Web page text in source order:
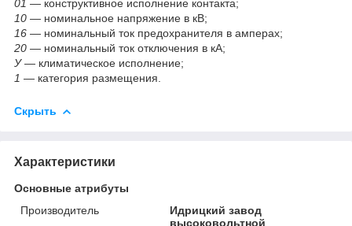
01 — конструктивное исполнение контакта;
10 — номинальное напряжение в кВ;
16 — номинальный ток предохранителя в амперах;
20 — номинальный ток отключения в кА;
У— климатическое исполнение;
1 — категория размещения.
Скрыть
Характеристики
Основные атрибуты
Производитель
Идрицкий завод
высоковольтной